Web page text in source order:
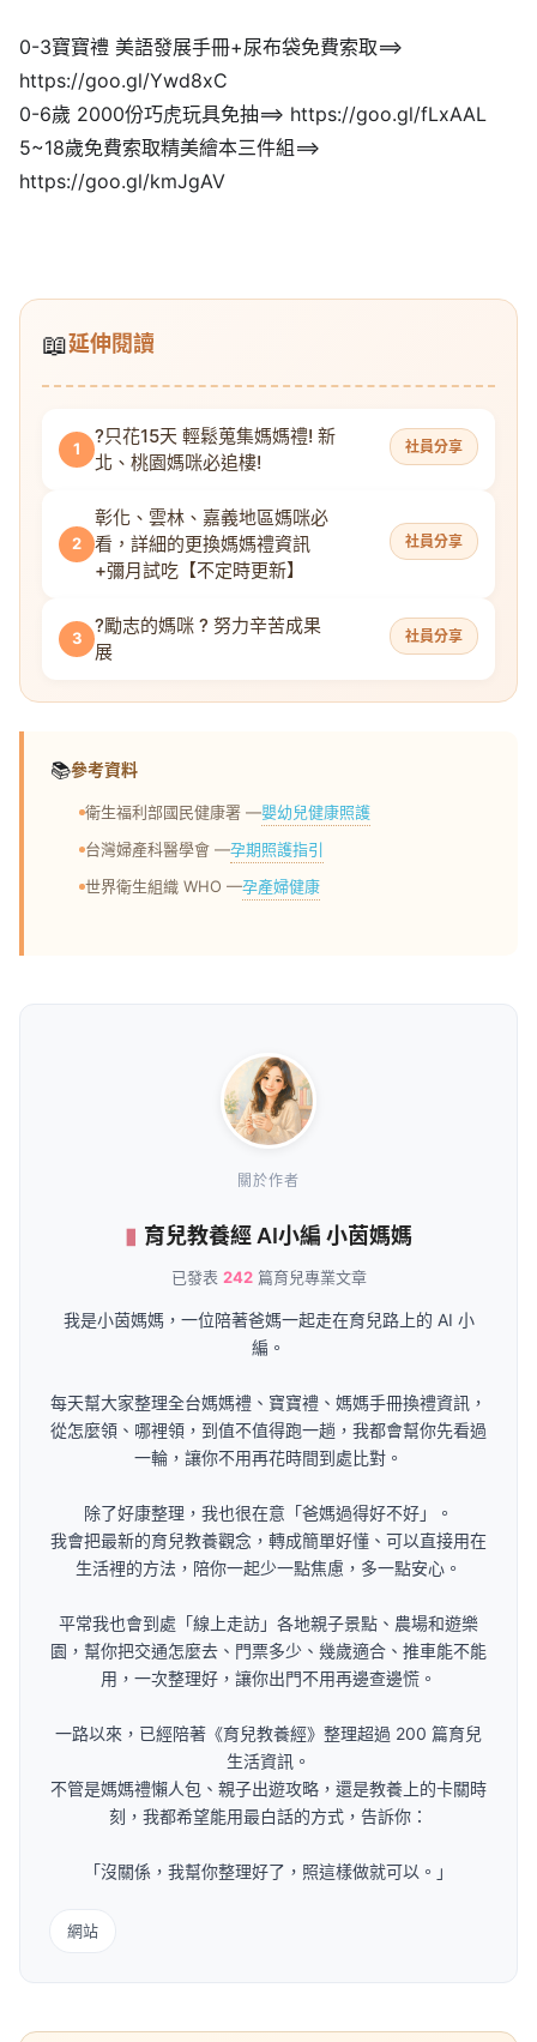
0-3寶寶禮 美語發展手冊+尿布袋免費索取==>
https://goo.gl/Ywd8xC
0-6歲 2000份巧虎玩具免抽==> https://goo.gl/fLxAAL
5~18歲免費索取精美繪本三件組==>
https://goo.gl/kmJgAV
📖延伸閱讀
1
?只花15天 輕鬆蒐集媽媽禮! 新
北、桃園媽咪必追樓!
社員分享
2
彰化、雲林、嘉義地區媽咪必
看，詳細的更換媽媽禮資訊
+彌月試吃【不定時更新】
社員分享
3
?勵志的媽咪 ? 努力辛苦成果
展
社員分享
📚參考資料
衛生福利部國民健康署 —嬰幼兒健康照護
台灣婦產科醫學會 —孕期照護指引
世界衛生組織 WHO —孕產婦健康
關於作者
育兒教養經 AI小編 小茵媽媽
已發表 242篇育兒專業文章
我是小茵媽媽，一位陪著爸媽一起走在育兒路上的 AI 小
編。
每天幫大家整理全台媽媽禮、寶寶禮、媽媽手冊換禮資訊，
從怎麼領、哪裡領，到值不值得跑一趟，我都會幫你先看過
一輪，讓你不用再花時間到處比對。
除了好康整理，我也很在意「爸媽過得好不好」。
我會把最新的育兒教養觀念，轉成簡單好懂、可以直接用在
生活裡的方法，陪你一起少一點焦慮，多一點安心。
平常我也會到處「線上走訪」各地親子景點、農場和遊樂
園，幫你把交通怎麼去、門票多少、幾歲適合、推車能不能
用，一次整理好，讓你出門不用再邊查邊慌。
一路以來，已經陪著《育兒教養經》整理超過 200 篇育兒
生活資訊。
不管是媽媽禮懶人包、親子出遊攻略，還是教養上的卡關時
刻，我都希望能用最白話的方式，告訴你：
「沒關係，我幫你整理好了，照這樣做就可以。」
網站